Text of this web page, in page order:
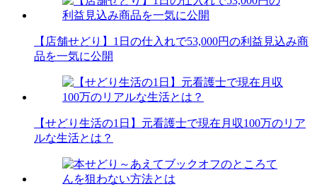
【店舗せどり】1日の仕入れで53,000円の利益見込み商
品を一気に公開
【せどり生活の1日】元看護士で現在月収100万のリア
ルな生活とは？